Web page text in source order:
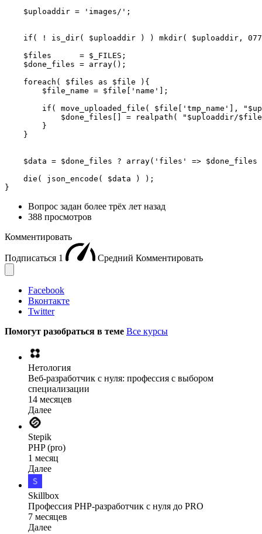
    $uploaddir = 'images/';
if( ! is_dir( $uploaddir ) ) mkdir( $uploaddir,
    $files      = $_FILES;
    $done_files = array();
    foreach( $files as $file ){
        $file_name = $file['name'];
if( move_uploaded_file( $file['tmp_name'],
$done_files[] = realpath( "$uploaddir/
        }
    }
$data = $done_files ? array('files' =>
    die( json_encode( $data ) );
}
Вопрос задан более трёх лет назад
388 просмотров
Комментировать
Подписаться 1 Средний Комментировать
Facebook
Вконтакте
Twitter
Помогут разобраться в теме Все курсы
Нетология
Веб-разработчик с нуля: профессия с выбором
специализации
14 месяцев
Далее
Stepik
PHP (pro)
1 месяц
Далее
Skillbox
Профессия PHP-разработчик с нуля до PRO
7 месяцев
Далее